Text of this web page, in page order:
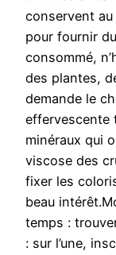
conservent
pour fournir
consommé,
des plantes,
demande le
effervescente
minéraux qui
viscose des
fixer les
beau
temps :
: sur l’une,